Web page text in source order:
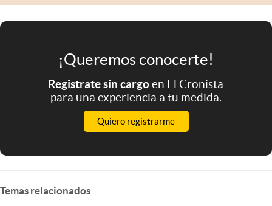
¡Queremos conocerte!
Registrate sin cargoen El Cronista
para una experiencia a tu medida.
Quiero registrarme
Temas relacionados